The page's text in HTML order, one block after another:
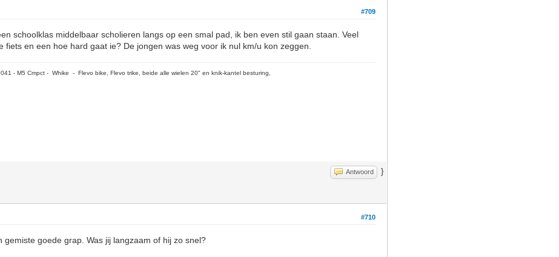
#709
schoolklas middelbaar scholieren langs op een smal pad, ik ben even stil gaan staan. Veel
fiets en een hoe hard gaat ie? De jongen was weg voor ik nul km/u kon zeggen.
- M5 Cmpct - Whike - Flevo bike, Flevo trike, beide alle wielen 20" en knik-kantel besturing,
Antwoord }
#710
gemiste goede grap. Was jij langzaam of hij zo snel?